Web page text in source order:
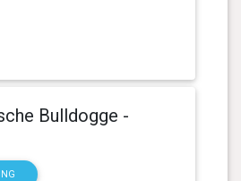
Bulldogge -